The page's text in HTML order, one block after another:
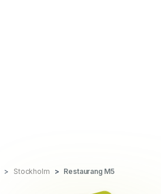
Stockholm Restaurang M5